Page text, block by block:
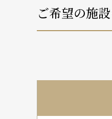
ご希望の施